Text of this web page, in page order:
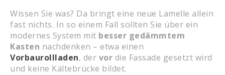
Wissen Sie was? Da bringt eine neue Lamelle allein
fast nichts. In so einem Fall sollten Sie über ein
modernes System mit besser gedämmtem
Kasten nachdenken – etwa einen
Vorbaurollladen, der vor die Fassade gesetzt wird
und keine Kältebrücke bildet.